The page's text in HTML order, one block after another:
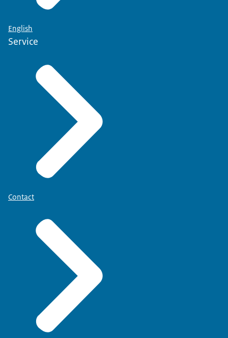
English
Service
Contact